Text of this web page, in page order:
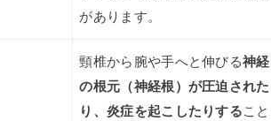
があります。
頸椎から腕や手へと伸びる神経
の根元（神経根）が圧迫された
り、炎症を起こしたりすること